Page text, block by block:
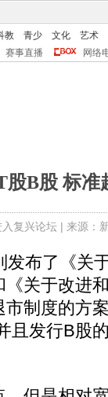
教 青少 文化
艺术
赛事直播 网络
股B股 标准
入复兴论坛| 来源：
布了《关
关于改进
制度的方
且发行B股